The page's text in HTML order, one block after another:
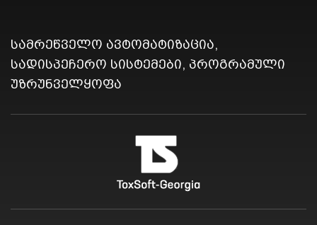
სამრეწველო ავტომატიზაცია,
სადისპეჩერო სისტემები, პროგრამული
უზრუნველყოფა